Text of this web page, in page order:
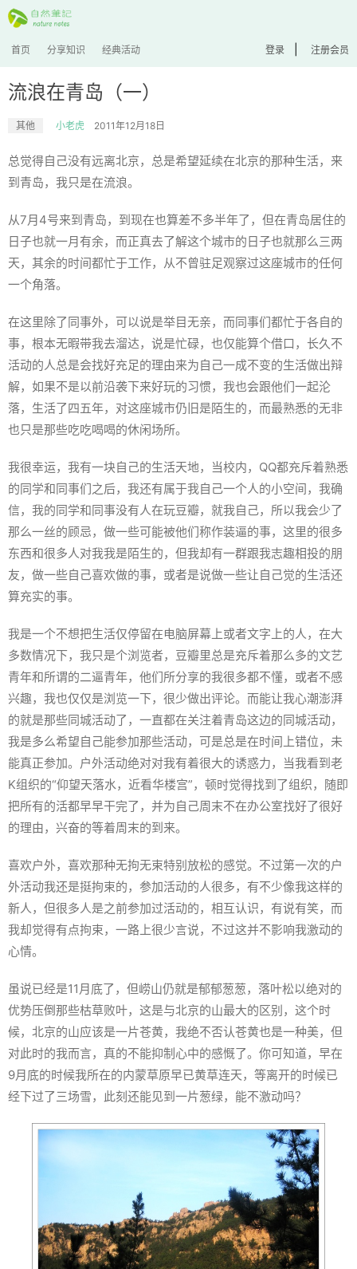
首页 分享知识 经典活动 登录 注册会员
流浪在青岛（一）
其他 小老虎 2011年12月18日
总觉得自己没有远离北京，总是希望延续在北京的那种生活，来
到青岛，我只是在流浪。
从7月4号来到青岛，到现在也算差不多半年了，但在青岛居住的
日子也就一月有余，而正真去了解这个城市的日子也就那么三两
天，其余的时间都忙于工作，从不曾驻足观察过这座城市的任何
一个角落。
在这里除了同事外，可以说是举目无亲，而同事们都忙于各自的
事，根本无暇带我去溜达，说是忙碌，也仅能算个借口，长久不
活动的人总是会找好充足的理由来为自己一成不变的生活做出辩
解，如果不是以前沿袭下来好玩的习惯，我也会跟他们一起沦
落，生活了四五年，对这座城市仍旧是陌生的，而最熟悉的无非
也只是那些吃吃喝喝的休闲场所。
我很幸运，我有一块自己的生活天地，当校内，QQ都充斥着熟悉
的同学和同事们之后，我还有属于我自己一个人的小空间，我确
信，我的同学和同事没有人在玩豆瓣，就我自己，所以我会少了
那么一丝的顾忌，做一些可能被他们称作装逼的事，这里的很多
东西和很多人对我我是陌生的，但我却有一群跟我志趣相投的朋
友，做一些自己喜欢做的事，或者是说做一些让自己觉的生活还
算充实的事。
我是一个不想把生活仅停留在电脑屏幕上或者文字上的人，在大
多数情况下，我只是个浏览者，豆瓣里总是充斥着那么多的文艺
青年和所谓的二逼青年，他们所分享的我很多都不懂，或者不感
兴趣，我也仅仅是浏览一下，很少做出评论。而能让我心潮澎湃
的就是那些同城活动了，一直都在关注着青岛这边的同城活动，
我是多么希望自己能参加那些活动，可是总是在时间上错位，未
能真正参加。户外活动绝对对我有着很大的诱惑力，当我看到老
K组织的“仰望天落水，近看华楼宫”，顿时觉得找到了组织，随即
把所有的活都早早干完了，并为自己周末不在办公室找好了很好
的理由，兴奋的等着周末的到来。
喜欢户外，喜欢那种无拘无束特别放松的感觉。不过第一次的户
外活动我还是挺拘束的，参加活动的人很多，有不少像我这样的
新人，但很多人是之前参加过活动的，相互认识，有说有笑，而
我却觉得有点拘束，一路上很少言说，不过这并不影响我激动的
心情。
虽说已经是11月底了，但崂山仍就是郁郁葱葱，落叶松以绝对的
优势压倒那些枯草败叶，这是与北京的山最大的区别，这个时
候，北京的山应该是一片苍黄，我绝不否认苍黄也是一种美，但
对此时的我而言，真的不能抑制心中的感慨了。你可知道，早在
9月底的时候我所在的内蒙草原早已黄草连天，等离开的时候已
经下过了三场雪，此刻还能见到一片葱绿，能不激动吗？